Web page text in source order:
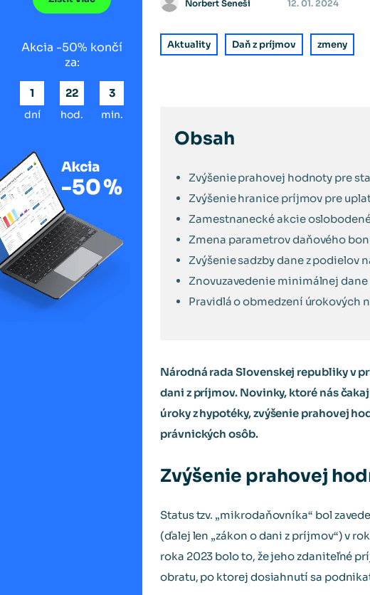
Akcia -50% končí
za:
1
dní
22
hod.
3
min.
Norbert Seneši 12. 01. 2024
Aktuality Daň z príjmov zmeny
Obsah
Zvýšenie prahovej hodnoty pre
Zvýšenie hranice príjmov pre
Zamestnanecké akcie
Zmena parametrov daňového
Zvýšenie sadzby dane z podielov
Znovuzavedenie minimálnej
Pravidlá o obmedzení úrokových
Národná rada Slovenskej republiky v
dani z príjmov. Novinky, ktoré nás
úroky z hypotéky, zvýšenie prahovej
právnických osôb.
Zvýšenie prahovej
Status tzv. „mikrodaňovníka“ bol
(ďalej len „zákon o dani z príjmov“) v
roka 2023 bolo to, že jeho zdaniteľné
obratu, po ktorej dosiahnutí sa